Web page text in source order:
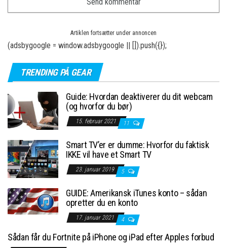
Artiklen fortsætter under annoncen
(adsbygoogle = window.adsbygoogle || []).push({});
TRENDING PÅ GEAR
Guide: Hvordan deaktiverer du dit webcam
(og hvorfor du bør)
15. februar 2021 11
Smart TV’er er dumme: Hvorfor du faktisk
IKKE vil have et Smart TV
23. januar 2019 5
GUIDE: Amerikansk iTunes konto – sådan
opretter du en konto
17. januar 2021 4
Sådan får du Fortnite på iPhone og iPad efter Apples forbud